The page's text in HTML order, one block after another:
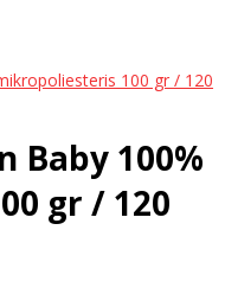
100 gr / 120
Baby 100%
gr / 120